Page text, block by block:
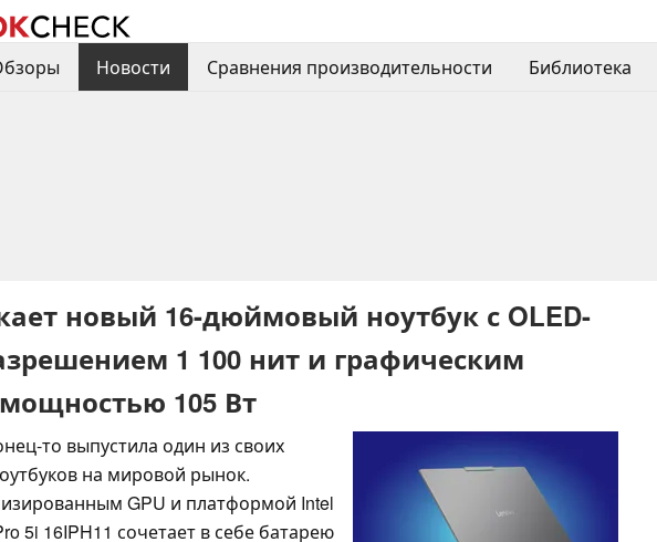
Новости Сравнения производительности Библиотека
новый 16-дюймовый ноутбук с OLED-
1 100 нит и графическим
105 Вт
то выпустила один из своих
на мировой рынок.
GPU и платформой Intel
5i 16IPH11 сочетает в себе батарею